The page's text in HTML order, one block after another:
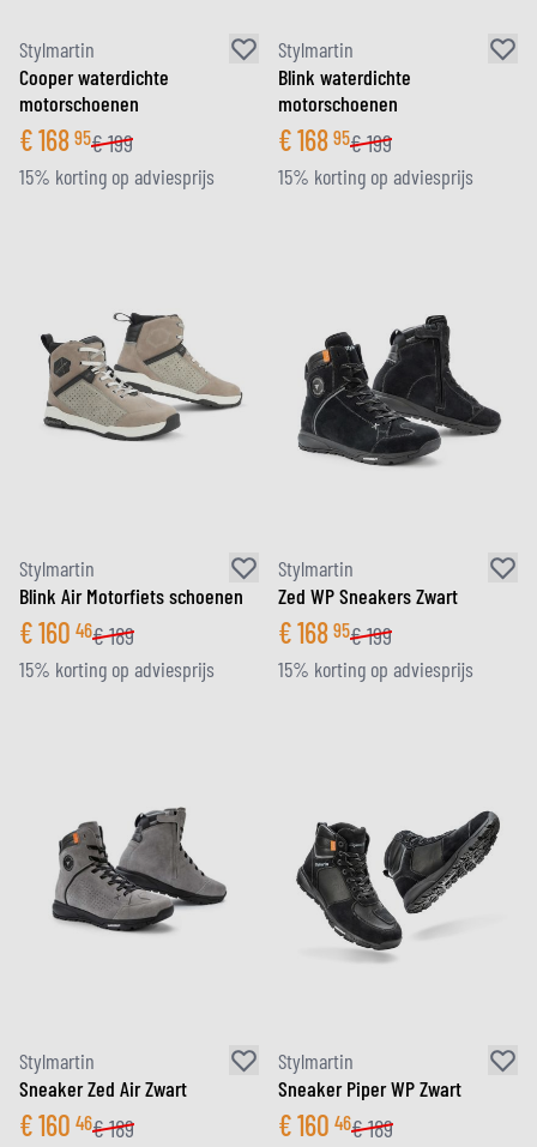
Stylmartin
Cooper waterdichte
motorschoenen
€168 95€199
15% korting op adviesprijs
Stylmartin
Blink waterdichte
motorschoenen
€168 95€199
15% korting op adviesprijs
Stylmartin
Blink Air Motorfiets schoenen
€160 46€189
15% korting op adviesprijs
Stylmartin
Zed WP Sneakers Zwart
€168 95€199
15% korting op adviesprijs
Stylmartin
Sneaker Zed Air Zwart
€160 46€189
Stylmartin
Sneaker Piper WP Zwart
€160 46€189